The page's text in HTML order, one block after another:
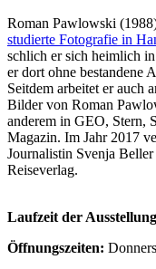
Roman Pawlowski
studierte Fotografie in
schlich er sich heimlich
er dort ohne bestandene
Seitdem arbeitet er auch
Bilder von Roman
anderem in GEO, Stern,
Magazin. Im Jahr 2017
Journalistin Svenja
Reiseverlag.
Laufzeit der
Öffnungszeiten: